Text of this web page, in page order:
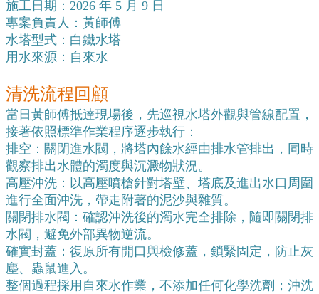
施工日期：2026 年 5 月 9 日
專案負責人：黃師傅
水塔型式：白鐵水塔
用水來源：自來水
清洗流程回顧
當日黃師傅抵達現場後，先巡視水塔外觀與管線配置，
接著依照標準作業程序逐步執行：
排空：關閉進水閥，將塔內餘水經由排水管排出，同時
觀察排出水體的濁度與沉澱物狀況。
高壓沖洗：以高壓噴槍針對塔壁、塔底及進出水口周圍
進行全面沖洗，帶走附著的泥沙與雜質。
關閉排水閥：確認沖洗後的濁水完全排除，隨即關閉排
水閥，避免外部異物逆流。
確實封蓋：復原所有開口與檢修蓋，鎖緊固定，防止灰
塵、蟲鼠進入。
整個過程採用自來水作業，不添加任何化學洗劑；沖洗